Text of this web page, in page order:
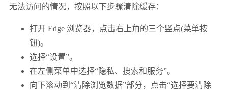
无法访问的情况，按照以下步骤清除缓存：
打开 Edge 浏览器，点击右上角的三个竖点(菜单按
钮)。
选择“设置”。
在左侧菜单中选择“隐私、搜索和服务”。
向下滚动到“清除浏览数据”部分，点击“选择要清除